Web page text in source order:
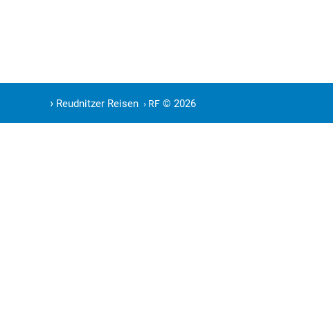
› Reudnitzer Reisen › RF © 2026